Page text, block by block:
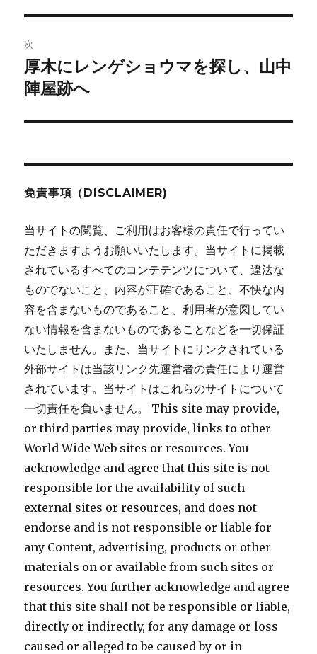
ビ
ゲ
ー
シ
ン
投
稿:
次
次
の
稿:
厚木にレンゲショウマを探し、山中
陣屋跡へ
免責事項（DISCLAIMER)
当サイトの閲覧、ご利用はお客様の責任で行ってい
ただきますようお願いいたします。当サイトに掲載
されているすべてのコンテテンツについて、違法な
ものでないこと、内容が正確であること、不快な内
容を含まないものであること、利用者が意図してい
ない情報を含まないものであることなどを一切保証
いたしません。また、当サイトにリンクされている
外部サイトは当該リンク先運営者の責任により運営
されています。当サイトはこれらのサイトについて
一切責任を負いません。 This site may provide,
or third parties may provide, links to other
World Wide Web sites or resources. You
acknowledge and agree that this site is not
responsible for the availability of such
external sites or resources, and does not
endorse and is not responsible or liable for
any Content, advertising, products or other
materials on or available from such sites or
resources. You further acknowledge and agree
that this site shall not be responsible or liable,
directly or indirectly, for any damage or loss
caused or alleged to be caused by or in